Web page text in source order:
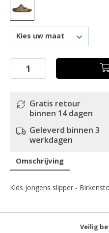
Kies uw maat
Gratis retour
binnen 14 dagen
Geleverd binnen 3
werkdagen
Omschrijving
Kids jongens slipper -
Veilig